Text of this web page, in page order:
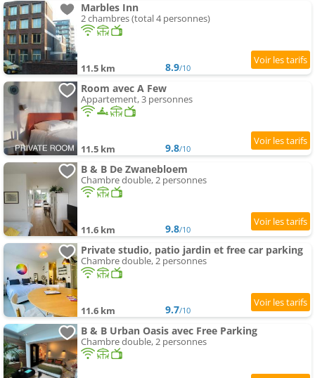
Marbles Inn
2 chambres (total 4 personnes)
11.5 km 8.9/10
Room avec A Few
Appartement, 3 personnes
11.5 km 9.8/10
B & B De Zwanebloem
Chambre double, 2 personnes
11.6 km 9.8/10
Private studio, patio jardin et free car parking
Chambre double, 2 personnes
11.6 km 9.7/10
B & B Urban Oasis avec Free Parking
Chambre double, 2 personnes